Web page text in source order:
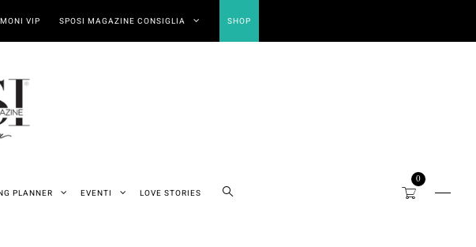
VIP SPOSI MAGAZINE CONSIGLIA SHOP
PLANNER EVENTI LOVE STORIES
0